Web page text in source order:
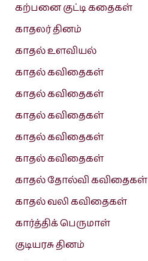
கற்பனை குட்டி கதைகள்
காதலர் தினம்
காதல் உளவியல்
காதல் கவிதைகள்
காதல் கவிதைகள்
காதல் கவிதைகள்
காதல் கவிதைகள்
காதல் கவிதைகள்
காதல் தோல்வி கவிதைகள்
காதல் வலி கவிதைகள்
கார்த்திக் பெருமாள்
குடியரசு தினம்